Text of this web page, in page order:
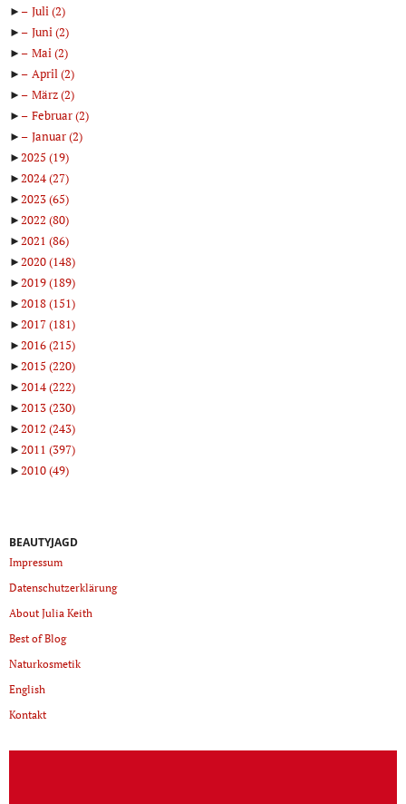
►
Juli(2)
►
Juni(2)
►
Mai(2)
►
April(2)
►
März(2)
►
Februar(2)
►
Januar(2)
►2025 (19)
►2024(27)
►2023(65)
►2022 (80)
►2021 (86)
►2020(148)
►2019(189)
►2018(151)
►2017(181)
►2016(215)
►2015 (220)
►2014(222)
►2013(230)
►2012 (243)
►2011 (397)
►2010(49)
BEAUTYJAGD
Impressum
Datenschutzerklärung
About Julia Keith
Best of Blog
Naturkosmetik
English
Kontakt